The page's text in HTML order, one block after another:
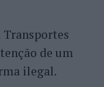
Transportes
de um
ilegal.